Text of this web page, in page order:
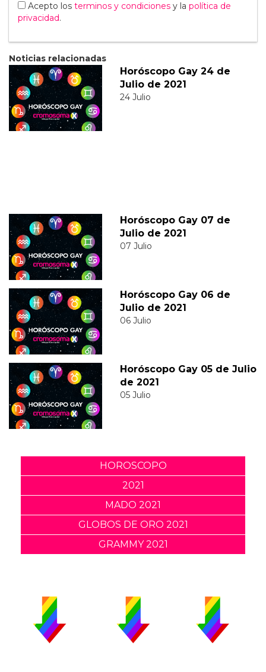
Acepto los terminos y condiciones y la política de
privacidad.
Noticias relacionadas
Horóscopo Gay 24 de
Julio de 2021
24 Julio
Horóscopo Gay 07 de
Julio de 2021
07 Julio
Horóscopo Gay 06 de
Julio de 2021
06 Julio
Horóscopo Gay 05 de Julio
de 2021
05 Julio
HOROSCOPO
2021
MADO 2021
GLOBOS DE ORO 2021
GRAMMY 2021